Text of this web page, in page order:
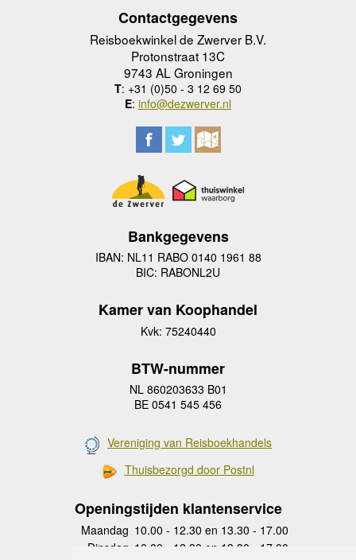
Contactgegevens
Reisboekwinkel de Zwerver B.V.
Protonstraat 13C
9743 AL Groningen
T: +31 (0)50 - 3 12 69 50
E: info@dezwerver.nl
Bankgegevens
IBAN: NL11 RABO 0140 1961 88
BIC: RABONL2U
Kamer van Koophandel
Kvk: 75240440
BTW-nummer
NL 860203633 B01
BE 0541 545 456
Vereniging van Reisboekhandels
Thuisbezorgd door Postnl
Openingstijden klantenservice
Maandag 10.00 - 12.30 en 13.30 - 17.00
Dinsdag 10.00 - 12.30 en 13.30 - 17.00